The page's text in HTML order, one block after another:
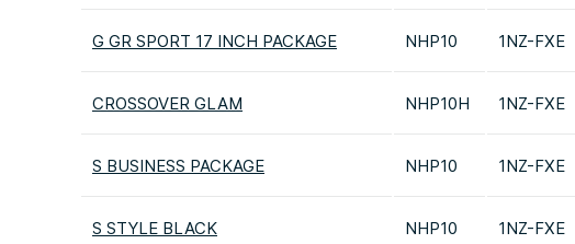
G GR SPORT 17 INCH PACKAGE NHP10 1NZ-FXE
CROSSOVER GLAM NHP10H 1NZ-FXE
S BUSINESS PACKAGE NHP10 1NZ-FXE
S STYLE BLACK NHP10 1NZ-FXE